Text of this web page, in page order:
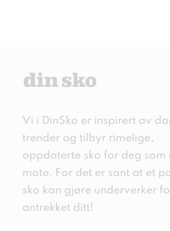
Vi i DinSko er inspirert av
trender og tilbyr rimelige,
oppdaterte sko for deg som
mote. For det er sant at et
sko kan gjøre underverker
antrekket ditt!